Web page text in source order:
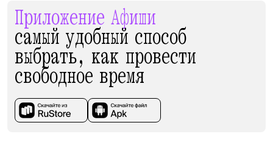
Приложение Афиши
самый удобный способ
выбрать, как провести
свободное время